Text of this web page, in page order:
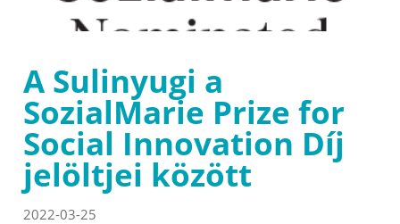
A Sulinyugi a
SozialMarie Prize for
Social Innovation Díj
jelöltjei között
2022-03-25